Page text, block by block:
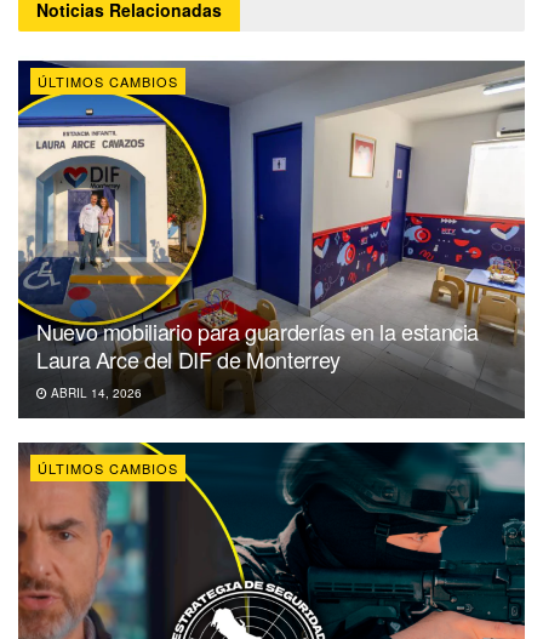
Noticias Relacionadas
ÚLTIMOS CAMBIOS
Nuevo mobiliario para guarderías en la estancia
Laura Arce del DIF de Monterrey
ABRIL 14, 2026
ÚLTIMOS CAMBIOS